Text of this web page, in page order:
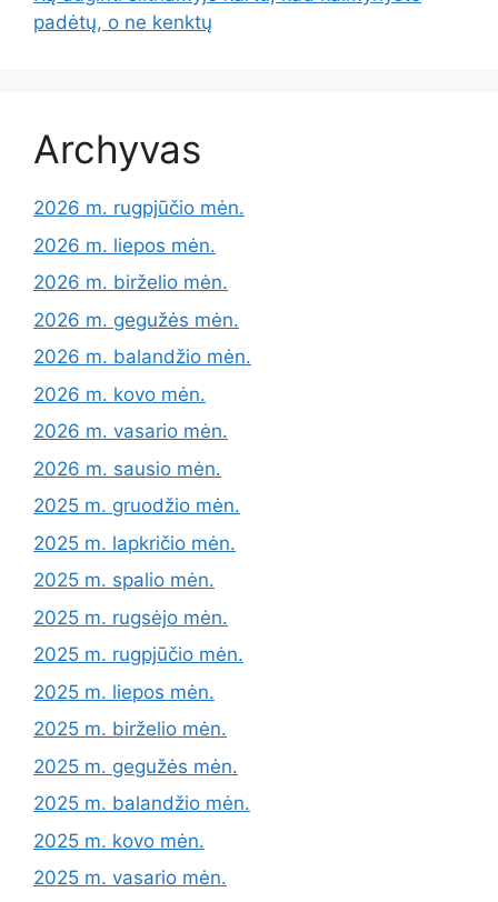
padėtų, o ne kenktų
Archyvas
2026 m. rugpjūčio mėn.
2026 m. liepos mėn.
2026 m. birželio mėn.
2026 m. gegužės mėn.
2026 m. balandžio mėn.
2026 m. kovo mėn.
2026 m. vasario mėn.
2026 m. sausio mėn.
2025 m. gruodžio mėn.
2025 m. lapkričio mėn.
2025 m. spalio mėn.
2025 m. rugsėjo mėn.
2025 m. rugpjūčio mėn.
2025 m. liepos mėn.
2025 m. birželio mėn.
2025 m. gegužės mėn.
2025 m. balandžio mėn.
2025 m. kovo mėn.
2025 m. vasario mėn.